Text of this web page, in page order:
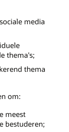
media
thema's;
thema
om:
meest
bestuderen;